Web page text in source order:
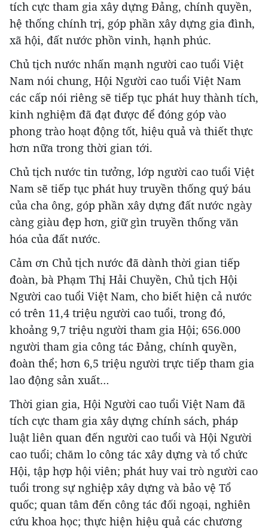
tích cực tham gia xây dựng Đảng, chính quyền,
hệ thống chính trị, góp phần xây dựng gia đình,
xã hội, đất nước phồn vinh, hạnh phúc.
Chủ tịch nước nhấn mạnh người cao tuổi Việt
Nam nói chung, Hội Người cao tuổi Việt Nam
các cấp nói riêng sẽ tiếp tục phát huy thành tích,
kinh nghiệm đã đạt được để đóng góp vào
phong trào hoạt động tốt, hiệu quả và thiết thực
hơn nữa trong thời gian tới.
Chủ tịch nước tin tưởng, lớp người cao tuổi Việt
Nam sẽ tiếp tục phát huy truyền thống quý báu
của cha ông, góp phần xây dựng đất nước ngày
càng giàu đẹp hơn, giữ gìn truyền thống văn
hóa của đất nước.
Cảm ơn Chủ tịch nước đã dành thời gian tiếp
đoàn, bà Phạm Thị Hải Chuyền, Chủ tịch Hội
Người cao tuổi Việt Nam, cho biết hiện cả nước
có trên 11,4 triệu người cao tuổi, trong đó,
khoảng 9,7 triệu người tham gia Hội; 656.000
người tham gia công tác Đảng, chính quyền,
đoàn thể; hơn 6,5 triệu người trực tiếp tham gia
lao động sản xuất…
Thời gian gia, Hội Người cao tuổi Việt Nam đã
tích cực tham gia xây dựng chính sách, pháp
luật liên quan đến người cao tuổi và Hội Người
cao tuổi; chăm lo công tác xây dựng và tổ chức
Hội, tập hợp hội viên; phát huy vai trò người cao
tuổi trong sự nghiệp xây dựng và bảo vệ Tổ
quốc; quan tâm đến công tác đối ngoại, nghiên
cứu khoa học; thực hiện hiệu quả các chương